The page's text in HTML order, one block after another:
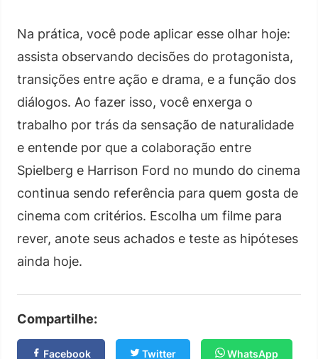
Na prática, você pode aplicar esse olhar hoje:
assista observando decisões do protagonista,
transições entre ação e drama, e a função dos
diálogos. Ao fazer isso, você enxerga o
trabalho por trás da sensação de naturalidade
e entende por que a colaboração entre
Spielberg e Harrison Ford no mundo do cinema
continua sendo referência para quem gosta de
cinema com critérios. Escolha um filme para
rever, anote seus achados e teste as hipóteses
ainda hoje.
Compartilhe:
Facebook Twitter WhatsApp